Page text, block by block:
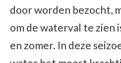
door worden bezocht,
om de waterval te zien
en zomer. In deze